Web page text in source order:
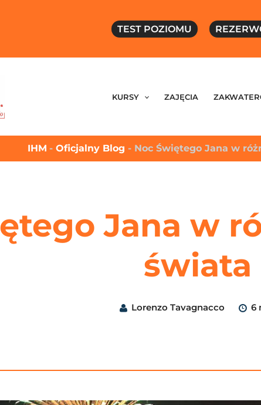
TEST POZIOMU
KURSY ZAJĘCIA
IHM - Oficjalny Blog - Noc Świętego Jana w
Jana w
świata
Lorenzo Tavagnacco 6